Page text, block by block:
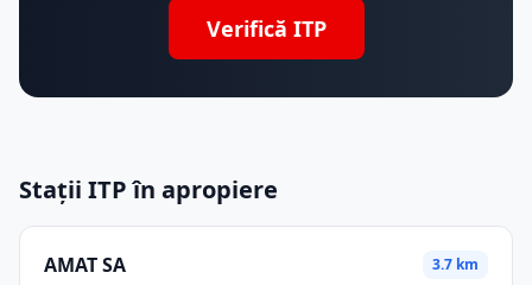
Verifică ITP
Stații ITP în apropiere
AMAT SA 3.7 km